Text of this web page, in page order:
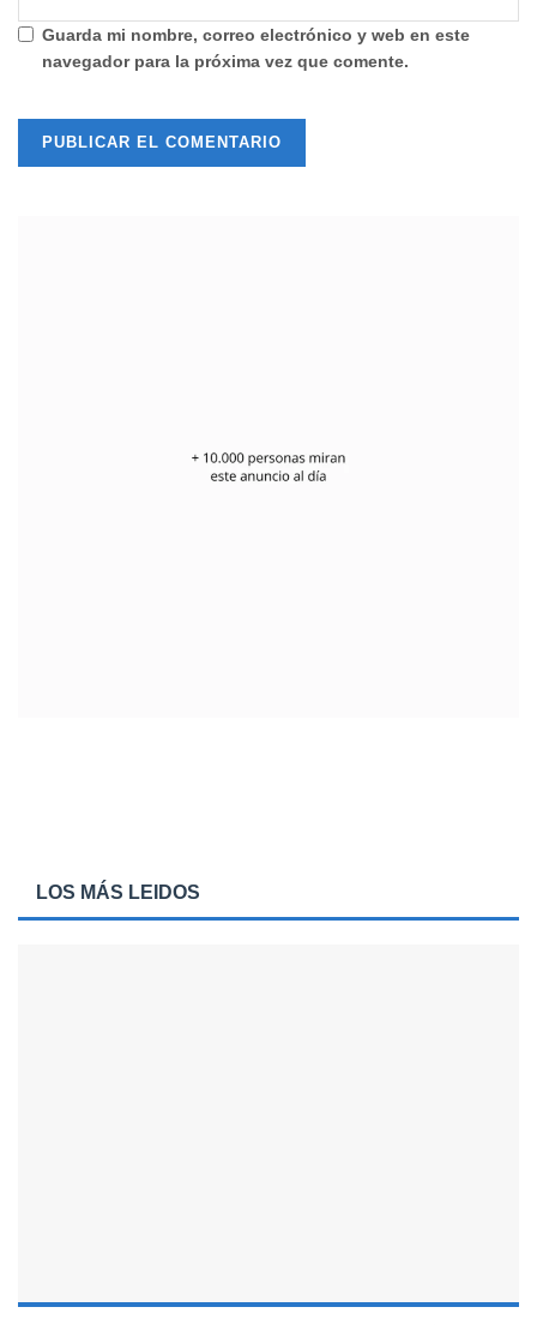
Guarda mi nombre, correo electrónico y web en este
navegador para la próxima vez que comente.
LOS MÁS LEIDOS